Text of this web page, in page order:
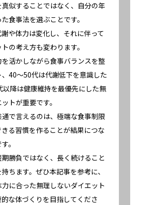
似することではなく、自分の年
食事法を選ぶことです。
や体力は変化し、それに伴って
の考え方も変わります。
活かしながら食事バランスを整
40〜50代は代謝低下を意識した
以降は健康維持を最優先にした無
トが重要です。
で言えるのは、極端な食事制限
る習慣を作ることが結果につな
。
勝負ではなく、長く続けること
ちます。ぜひ本記事を参考に、
に合った無理しないダイエット
な体づくりを目指してくださ